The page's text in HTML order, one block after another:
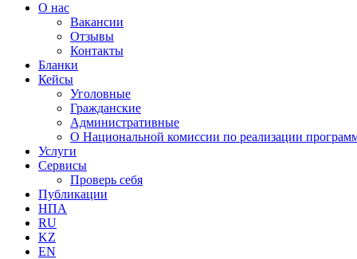
О нас
Вакансии
Отзывы
Контакты
Бланки
Кейсы
Уголовные
Гражданские
Административные
О Национальной комиссии по реализации
Услуги
Сервисы
Проверь себя
Публикации
НПА
RU
KZ
EN